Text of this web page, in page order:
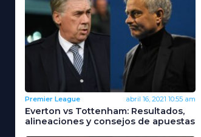
Premier League abril 16, 2021 10:55 am
Everton vs Tottenham: Resultados,
alineaciones y consejos de apuestas